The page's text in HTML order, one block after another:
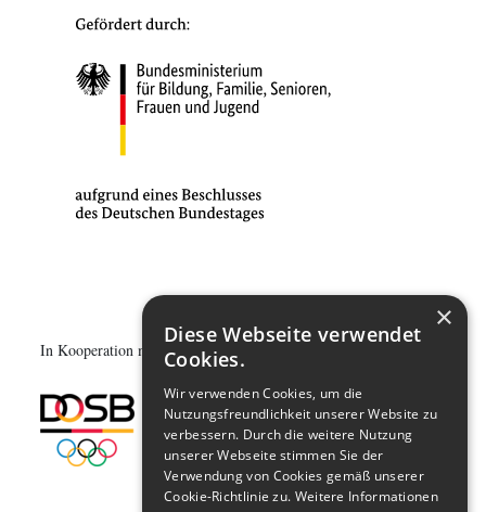
In Kooperation mit:
×
Diese Webseite verwendet
Cookies.
Wir verwenden Cookies, um die
Nutzungsfreundlichkeit unserer Website zu
verbessern. Durch die weitere Nutzung
unserer Webseite stimmen Sie der
Verwendung von Cookies gemäß unserer
Cookie-Richtlinie zu. Weitere Informationen